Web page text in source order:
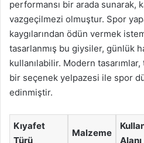
performansı bir arada sunarak,
vazgeçilmezi olmuştur. Spor
kaygılarından ödün vermek
tasarlanmış bu giysiler, günlük
kullanılabilir. Modern
bir seçenek yelpazesi ile spor
edinmiştir.
Kıyafet
Türü
Malzeme
Alanı